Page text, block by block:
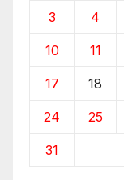
3 4
10 11
17 18
24 25
31